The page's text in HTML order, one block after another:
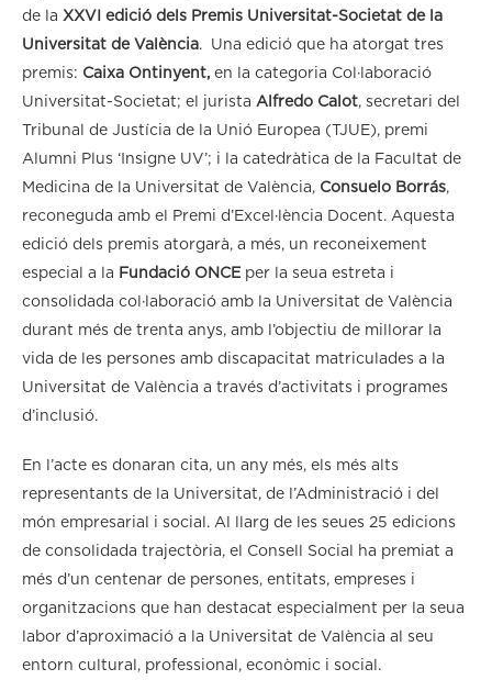
de la XXVI edició dels Premis Universitat-Societat de la
Universitat de València. Una edició que ha atorgat tres
premis: Caixa Ontinyent, en la categoria Col·laboració
Universitat-Societat; el jurista Alfredo Calot, secretari del
Tribunal de Justícia de la Unió Europea (TJUE), premi
Alumni Plus ‘Insigne UV’; i la catedràtica de la Facultat de
Medicina de la Universitat de València, Consuelo Borrás,
reconeguda amb el Premi d’Excel·lència Docent. Aquesta
edició dels premis atorgarà, a més, un reconeixement
especial a la Fundació ONCE per la seua estreta i
consolidada col·laboració amb la Universitat de València
durant més de trenta anys, amb l’objectiu de millorar la
vida de les persones amb discapacitat matriculades a la
Universitat de València a través d’activitats i programes
d’inclusió.
En l’acte es donaran cita, un any més, els més alts
representants de la Universitat, de l’Administració i del
món empresarial i social. Al llarg de les seues 25 edicions
de consolidada trajectòria, el Consell Social ha premiat a
més d’un centenar de persones, entitats, empreses i
organitzacions que han destacat especialment per la seua
labor d’aproximació a la Universitat de València al seu
entorn cultural, professional, econòmic i social.